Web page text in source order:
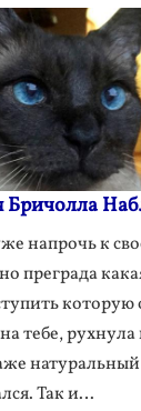
Бричолла
напрочь к
преграда
которую
тебе,
Так и…